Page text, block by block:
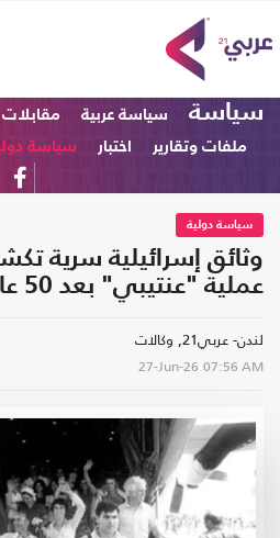
سياسة سياسة عربية مقابلات
ملفات وتقارير
اختبار سياسة
سياسة دولية
وثائق إسرائيلية سرية
عملية "عنتيبي" بعد 50 عاما.. ماذا قال رابين؟
لندن- عربي21, وكالات
27-Jun-26 07:56 AM